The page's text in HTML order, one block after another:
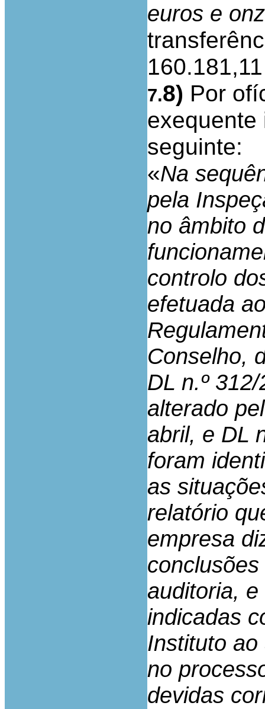
euros e
7.8) Por
exequente
seguinte:
«Na
pela
no âmbito
controlo
efetuada
Conselho,
DL n.º
alterado
abril, e DL
foram
as
relatório
empresa
auditoria,
indicadas
Instituto
no
devidas